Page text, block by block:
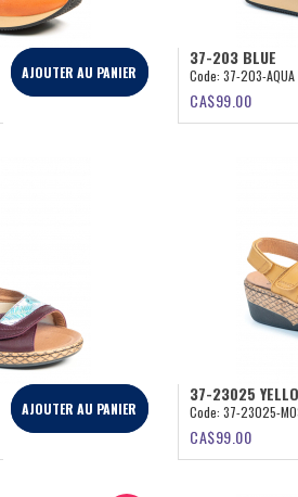
AJOUTER AU PANIER
37-203 BLUE
Code: 37-203-AQUA
CA$99.00
AJOUTER AU PANIER
37-23025
Code: 37-23025-
CA$99.00